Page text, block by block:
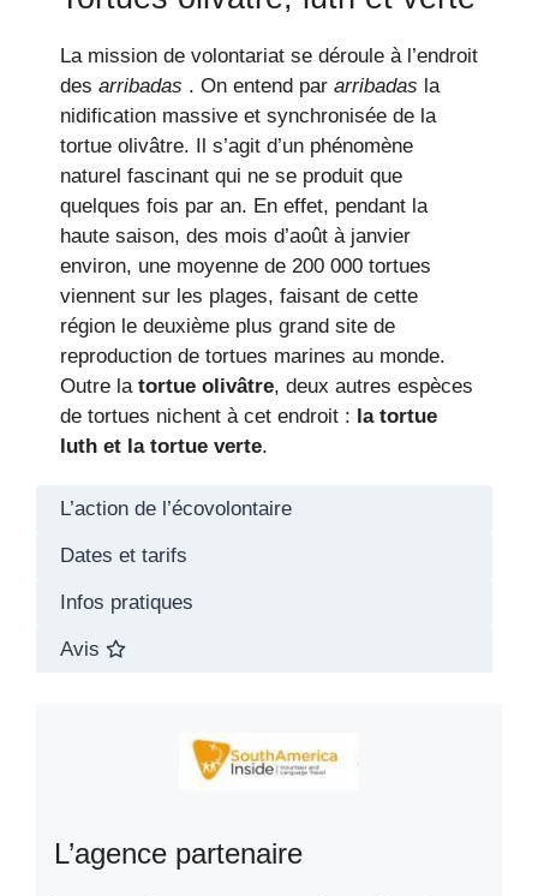
La mission de volontariat se déroule à l’endroit
des arribadas . On entend par arribadas la
nidification massive et synchronisée de la
tortue olivâtre. Il s’agit d’un phénomène
naturel fascinant qui ne se produit que
quelques fois par an. En effet, pendant la
haute saison, des mois d’août à janvier
environ, une moyenne de 200 000 tortues
viennent sur les plages, faisant de cette
région le deuxième plus grand site de
reproduction de tortues marines au monde.
Outre la tortue olivâtre, deux autres espèces
de tortues nichent à cet endroit : la tortue
luth et la tortue verte.
L’action de l’écovolontaire
Dates et tarifs
Infos pratiques
Avis
L’agence partenaire